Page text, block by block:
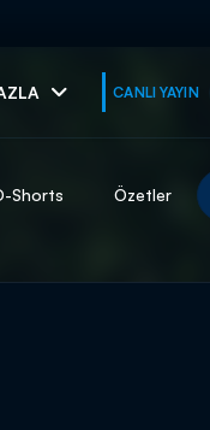
CANLI YAYIN
muhteşem
Shorts Özetler